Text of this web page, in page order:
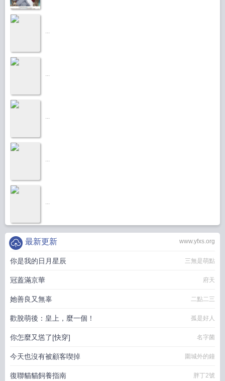
...
...
...
...
...
www.yfxs.org
最新更新
你是我的日月星辰 三無是萌點
冠蓋滿京華 府天
她善良又無辜 二點二三
歡脫萌後：皇上，麼一個！ 孤是好人
你怎麼又慫了[快穿] 名字菌
今天也沒有被顧客喫掉 圍城外的鐘
復聯貓貓飼養指南 胖丁2號